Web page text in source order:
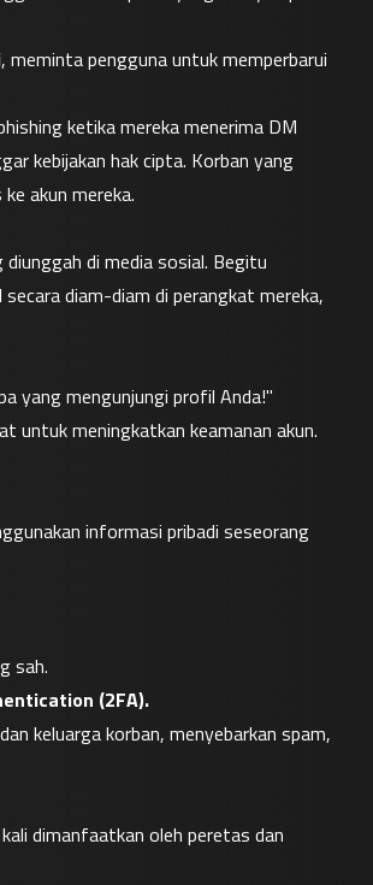
, meminta pengguna untuk memperbarui
ketika mereka menerima DM
kebijakan hak cipta. Korban yang
akun mereka.
di media sosial. Begitu
diam-diam di perangkat mereka,
yang mengunjungi profil Anda!"
untuk meningkatkan keamanan akun.
informasi pribadi seseorang
sah.
(2FA).
keluarga korban, menyebarkan spam,
dimanfaatkan oleh peretas dan